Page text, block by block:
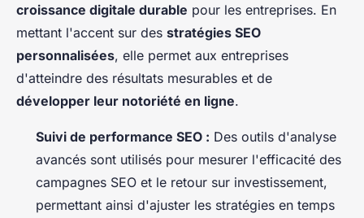
croissance digitale durable pour les entreprises. En
mettant l'accent sur des stratégies SEO
personnalisées, elle permet aux entreprises
d'atteindre des résultats mesurables et de
développer leur notoriété en ligne.
Suivi de performance SEO : Des outils d'analyse
avancés sont utilisés pour mesurer l'efficacité des
campagnes SEO et le retour sur investissement,
permettant ainsi d'ajuster les stratégies en temps